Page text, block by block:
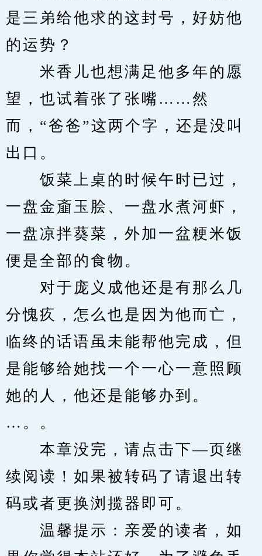
是三弟给他求的这封号，好妨他
的运势？
米香儿也想满足他多年的愿
望，也试着张了张嘴……然
而，“爸爸”这两个字，还是没叫
出口。
饭菜上桌的时候午时已过，
一盘金齑玉脍、一盘水煮河虾，
一盘凉拌葵菜，外加一盆粳米饭
便是全部的食物。
对于庞义成他还是有那么几
分愧疚，怎么也是因为他而亡，
临终的话语虽未能帮他完成，但
是能够给她找一个一心一意照顾
她的人，他还是能够办到。
…。。
本章没完，请点击下—页继
续阅读！如果被转码了请退出转
码或者更换浏揽器即可。
温馨提示：亲爱的读者，如